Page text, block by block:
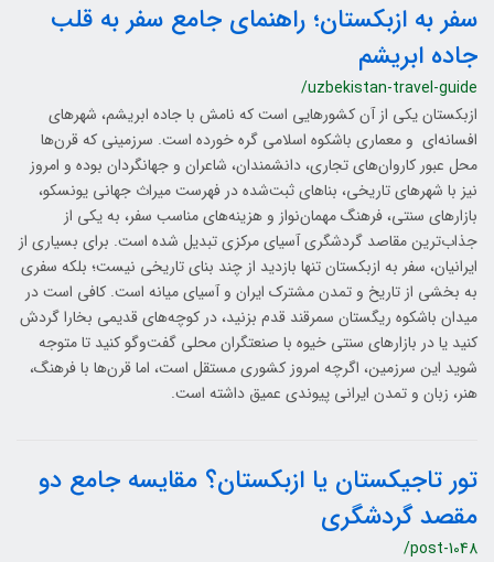
سفر به ازبکستان؛ راهنمای جامع سفر به قلب
جاده ابریشم
/uzbekistan-travel-guide
ازبکستان یکی از آن کشورهایی است که نامش با جاده ابریشم، شهرهای
افسانه‌ای و معماری باشکوه اسلامی گره خورده است. سرزمینی که قرن‌ها
محل عبور کاروان‌های تجاری، دانشمندان، شاعران و جهانگردان بوده و امروز
نیز با شهرهای تاریخی، بناهای ثبت‌شده در فهرست میراث جهانی یونسکو،
بازارهای سنتی، فرهنگ مهمان‌نواز و هزینه‌های مناسب سفر، به یکی از
جذاب‌ترین مقاصد گردشگری آسیای مرکزی تبدیل شده است. برای بسیاری از
ایرانیان، سفر به ازبکستان تنها بازدید از چند بنای تاریخی نیست؛ بلکه سفری
به بخشی از تاریخ و تمدن مشترک ایران و آسیای میانه است. کافی است در
میدان باشکوه ریگستان سمرقند قدم بزنید، در کوچه‌های قدیمی بخارا گردش
کنید یا در بازارهای سنتی خیوه با صنعتگران محلی گفت‌وگو کنید تا متوجه
شوید این سرزمین، اگرچه امروز کشوری مستقل است، اما قرن‌ها با فرهنگ،
هنر، زبان و تمدن ایرانی پیوندی عمیق داشته است.
تور تاجیکستان یا ازبکستان؟ مقایسه جامع دو
مقصد گردشگری
/post-1048